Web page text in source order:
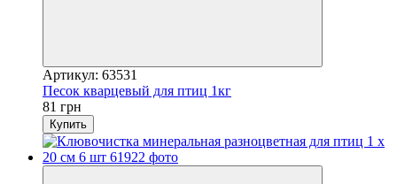
Артикул: 63531
Песок кварцевый для птиц 1кг
81 грн
Купить